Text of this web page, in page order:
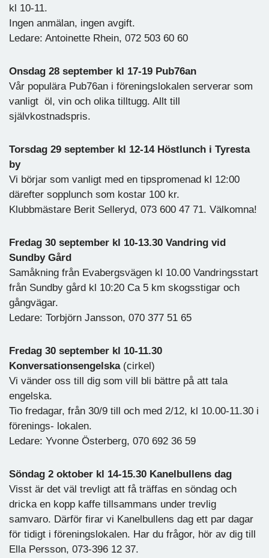
kl 10-11.
Ingen anmälan, ingen avgift.
Ledare: Antoinette Rhein, 072 503 60 60
Onsdag 28 september kl 17-19 Pub76an
Vår populära Pub76an i föreningslokalen serverar som
vanligt öl, vin och olika tilltugg. Allt till
självkostnadspris.
Torsdag 29 september kl 12-14 Höstlunch i Tyresta
by
Vi börjar som vanligt med en tipspromenad kl 12:00
därefter sopplunch som kostar 100 kr.
Klubbmästare Berit Selleryd, 073 600 47 71. Välkomna!
Fredag 30 september kl 10-13.30 Vandring vid
Sundby Gård
Samåkning från Evabergsvägen kl 10.00 Vandringsstart
från Sundby gård kl 10:20 Ca 5 km skogsstigar och
gångvägar.
Ledare: Torbjörn Jansson, 070 377 51 65
Fredag 30 september kl 10-11.30
Konversationsengelska (cirkel)
Vi vänder oss till dig som vill bli bättre på att tala
engelska.
Tio fredagar, från 30/9 till och med 2/12, kl 10.00-11.30 i
förenings- lokalen.
Ledare: Yvonne Österberg, 070 692 36 59
Söndag 2 oktober kl 14-15.30 Kanelbullens dag
Visst är det väl trevligt att få träffas en söndag och
dricka en kopp kaffe tillsammans under trevlig
samvaro. Därför firar vi Kanelbullens dag ett par dagar
för tidigt i föreningslokalen. Har du frågor, hör av dig till
Ella Persson, 073-396 12 37.